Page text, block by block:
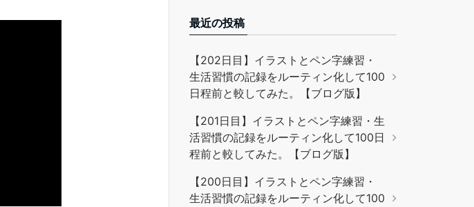
最近の投稿
【202日目】イラストとペン字練習・
生活習慣の記録をルーティン化して100
日程前と較してみた。【ブログ版】
【201日目】イラストとペン字練習・生
活習慣の記録をルーティン化して100日
程前と較してみた。【ブログ版】
【200日目】イラストとペン字練習・
生活習慣の記録をルーティン化して100